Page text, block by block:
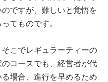
ですが、難しいと覚悟を
てものです。
こでレギュラーティーの
コースでも、経営者が代
場合、進行を早めるため